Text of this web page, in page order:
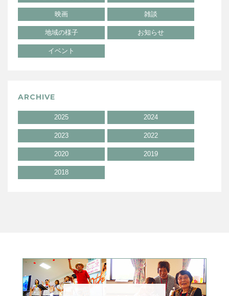
映画 雑談
地域の様子 お知らせ
イベント
ARCHIVE
2025 2024
2023 2022
2020 2019
2018